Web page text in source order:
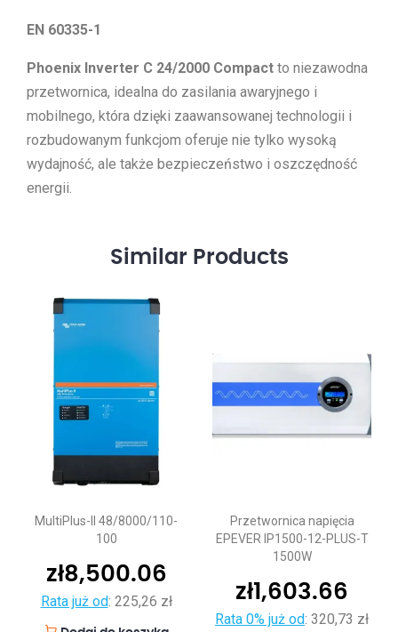
EN 60335-1
Phoenix Inverter C 24/2000 Compact to niezawodna
przetwornica, idealna do zasilania awaryjnego i
mobilnego, która dzięki zaawansowanej technologii i
rozbudowanym funkcjom oferuje nie tylko wysoką
wydajność, ale także bezpieczeństwo i oszczędność
energii.
Similar Products
MultiPlus-II 48/8000/110-
100
zł8,500.06
Rata już od: 225,26 zł
Przetwornica napięcia
EPEVER IP1500-12-PLUS-T
1500W
zł1,603.66
Rata 0% już od: 320,73 zł